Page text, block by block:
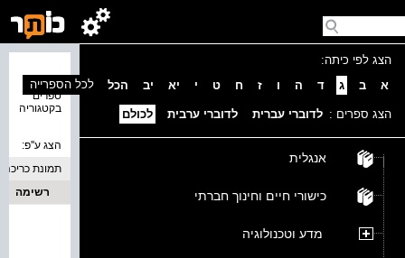
הצג לפי כיתה:
א
ב ג ד ה ו ז ח ט י יא יב הכל
הצג ספרים : לדוברי עברית לדוברי ערבית לכולם
אנגלית
כישורי חיים וחינוך חברתי
מדע וטכנולוגיה
ספרים
בקטגוריה
לכל הספרייה
הצג ע''פ:
תמונת כריכה
רשימה